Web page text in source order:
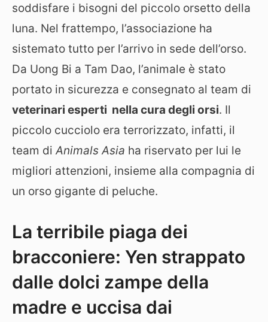
soddisfare i bisogni del piccolo orsetto della
luna. Nel frattempo, l’associazione ha
sistemato tutto per l’arrivo in sede dell’orso.
Da Uong Bi a Tam Dao, l’animale è stato
portato in sicurezza e consegnato al team di
veterinari esperti nella cura degli orsi. Il
piccolo cucciolo era terrorizzato, infatti, il
team diAnimals Asia ha riservato per lui le
migliori attenzioni, insieme alla compagnia di
un orso gigante di peluche.
La terribile piaga dei
bracconiere: Yen strappato
dalle dolci zampe della
madre e uccisa dai